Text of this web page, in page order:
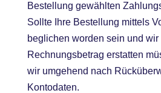
Bestellung gewählten
Sollte Ihre Bestellung mittels
beglichen worden sein und wir
Rechnungsbetrag erstatten
wir umgehend nach
Kontodaten.